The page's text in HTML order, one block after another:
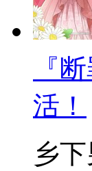
『
活！
乡